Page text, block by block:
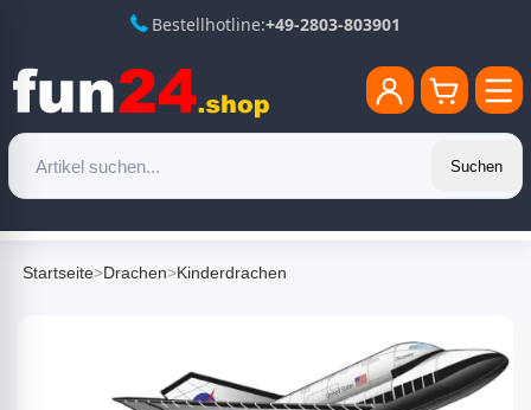
Bestellhotline:+49-2803-803901
Suchen
Startseite>Drachen>Kinderdrachen